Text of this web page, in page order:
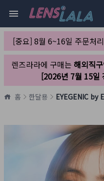
[중요] 8월 6~16일 주문처
렌즈라라에 구매는 해외직구
[2026년 7월 15일
홈 한달용